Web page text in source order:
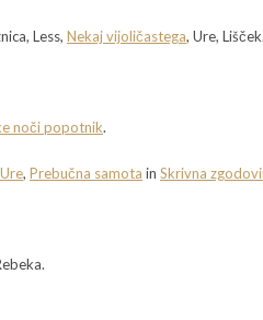
Less, Nekaj vijoličastega, Ure, Lišček.
noči popotnik.
Ure, Prebučna samota in Skrivna